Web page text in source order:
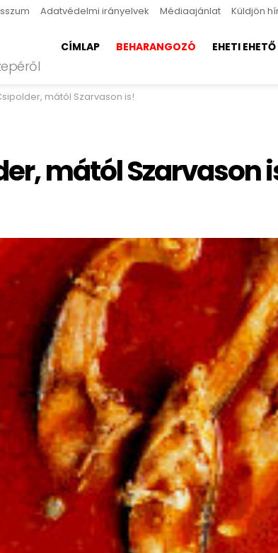
Adatvédelmi irányelvek Médiaajánlat Küldjön
CÍMLAP BEHARANGOZÓ EHETI EHETŐ
mától Szarvason is!
mától Szarvason